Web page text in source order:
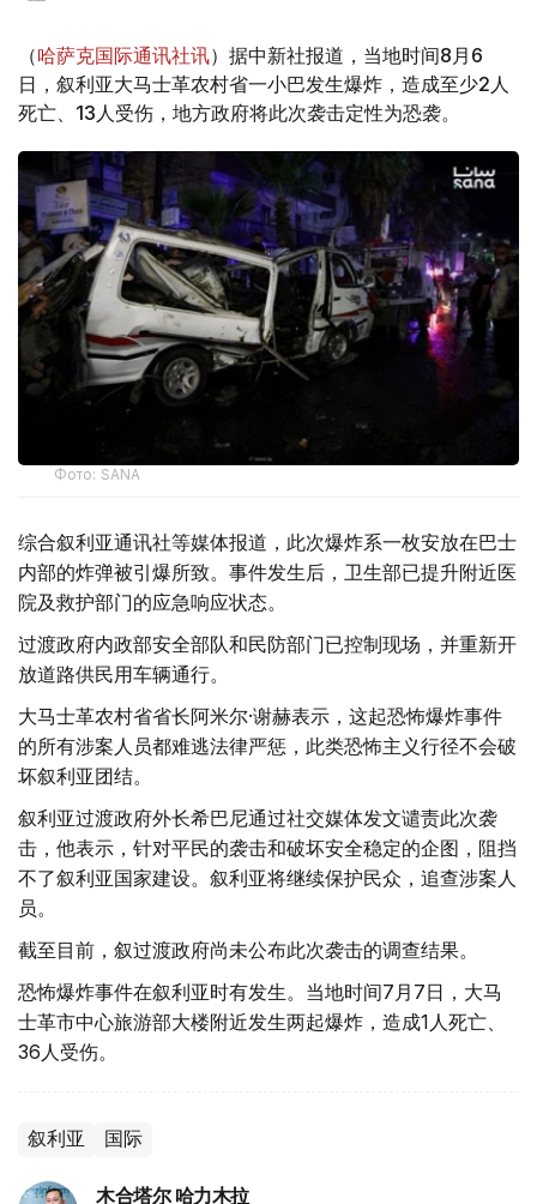
（哈萨克国际通讯社讯）据中新社报道，当地时间8月6
日，叙利亚大马士革农村省一小巴发生爆炸，造成至少2人
死亡、13人受伤，地方政府将此次袭击定性为恐袭。
Фото: SANA
综合叙利亚通讯社等媒体报道，此次爆炸系一枚安放在巴士
内部的炸弹被引爆所致。事件发生后，卫生部已提升附近医
院及救护部门的应急响应状态。
过渡政府内政部安全部队和民防部门已控制现场，并重新开
放道路供民用车辆通行。
大马士革农村省省长阿米尔·谢赫表示，这起恐怖爆炸事件
的所有涉案人员都难逃法律严惩，此类恐怖主义行径不会破
坏叙利亚团结。
叙利亚过渡政府外长希巴尼通过社交媒体发文谴责此次袭
击，他表示，针对平民的袭击和破坏安全稳定的企图，阻挡
不了叙利亚国家建设。叙利亚将继续保护民众，追查涉案人
员。
截至目前，叙过渡政府尚未公布此次袭击的调查结果。
恐怖爆炸事件在叙利亚时有发生。当地时间7月7日，大马
士革市中心旅游部大楼附近发生两起爆炸，造成1人死亡、
36人受伤。
叙利亚 国际
木合塔尔 哈力木拉